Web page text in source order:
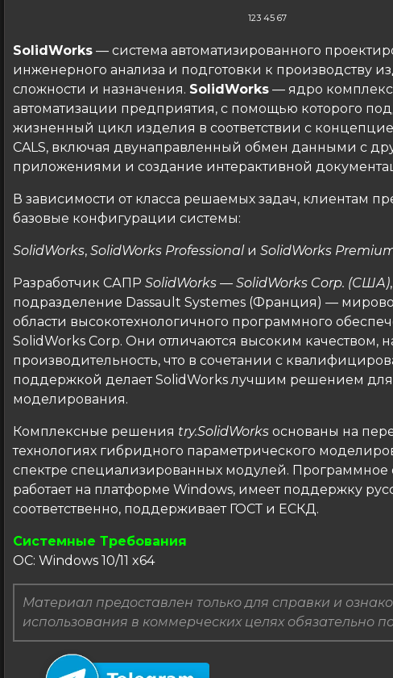
123 45 67
SolidWorks — система автоматизированного
инженерного анализа и подготовки к производству
сложности и назначения. SolidWorks — ядро
автоматизации предприятия, с помощью которого
жизненный цикл изделия в соответствии с
CALS, включая двунаправленный обмен данными с
приложениями и создание интерактивной
В зависимости от класса решаемых задач, клиентам
базовые конфигурации системы:
SolidWorks, SolidWorks Professional и SolidWorks
Разработчик САПР SolidWorks — SolidWorks Corp. (США)
подразделение Dassault Systemes (Франция) —
области высокотехнологичного программного
SolidWorks Corp. Они отличаются высоким качеством,
производительность, что в сочетании с
поддержкой делает SolidWorks лучшим решением
моделирования.
Комплексные решения try.SolidWorks основаны на
технологиях гибридного параметрического
спектре специализированных модулей. Программное
работает на платформе Windows, имеет поддержку
соответственно, поддерживает ГОСТ и ЕСКД.
Системные Требования
ОС: Windows 10/11 x64
Материал предоставлен только для справки и
использования в коммерческих целях обязательно